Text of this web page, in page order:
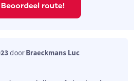
Beoordeel route!
doorBraeckmans Luc